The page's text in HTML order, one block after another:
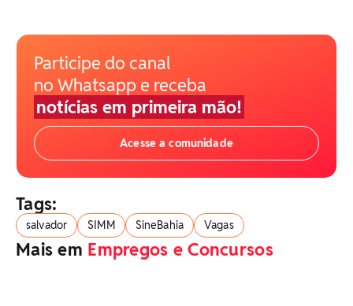
Participe do canal
no Whatsapp e receba
notícias em primeira mão!
Acesse a comunidade
Tags:
salvador SIMM SineBahia Vagas
Mais em Empregos e Concursos